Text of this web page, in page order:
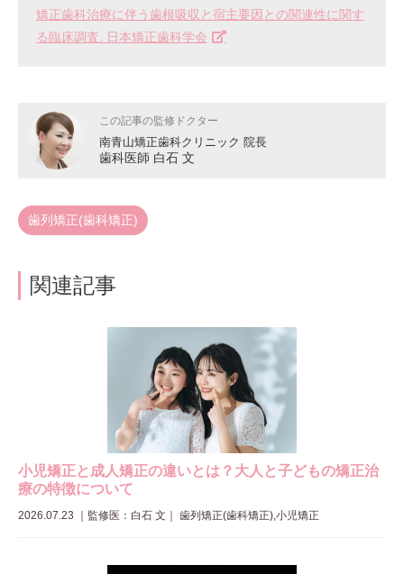
矯正歯科治療に伴う歯根吸収と宿主要因との関連性に関す
る臨床調査. 日本矯正歯科学会
この記事の監修ドクター
南青山矯正歯科クリニック 院長
歯科医師 白石 文
歯列矯正(歯科矯正)
関連記事
小児矯正と成人矯正の違いとは？大人と子どもの矯正治
療の特徴について
2026.07.23 監修医：白石 文 ｜ 歯列矯正(歯科矯正),小児矯正